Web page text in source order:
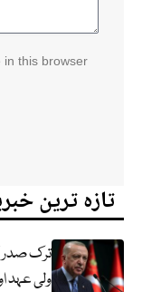
in this browser
تازہ ترین
ترک صدر
ولی عہد